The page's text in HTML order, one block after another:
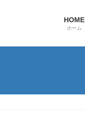
HOME
ホーム